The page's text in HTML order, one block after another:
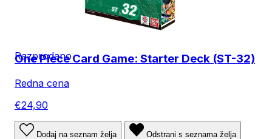
Razprodano
One Piece Card Game: Starter Deck (ST-32)
Redna cena
€24,90
Dodaj na seznam želja Odstrani s seznama želja